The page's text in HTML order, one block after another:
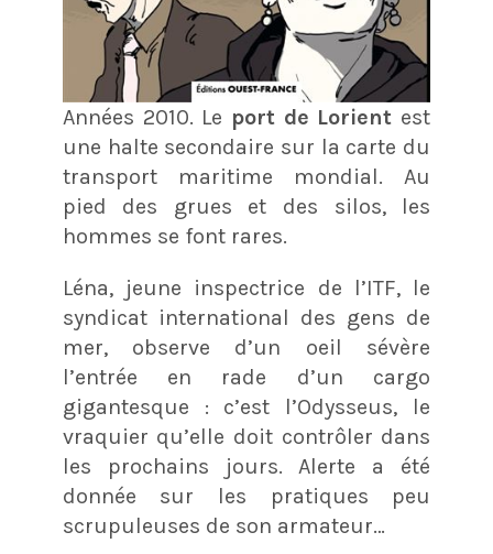
Années 2010. Le port de Lorient est
une halte secondaire sur la carte du
transport maritime mondial. Au
pied des grues et des silos, les
hommes se font rares.
Léna, jeune inspectrice de l’ITF, le
syndicat international des gens de
mer, observe d’un oeil sévère
l’entrée en rade d’un cargo
gigantesque : c’est l’Odysseus, le
vraquier qu’elle doit contrôler dans
les prochains jours. Alerte a été
donnée sur les pratiques peu
scrupuleuses de son armateur…